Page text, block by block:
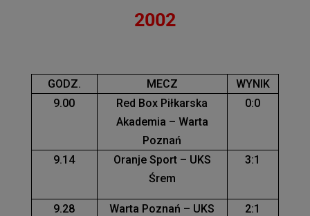
2002
GODZ. MECZ
WYNIK
9.00
Red Box Piłkarska
Akademia – Warta
Poznań
0:0
9.14
Oranje Sport – UKS
Śrem
3:1
9.28
Warta Poznań – UKS
2:1